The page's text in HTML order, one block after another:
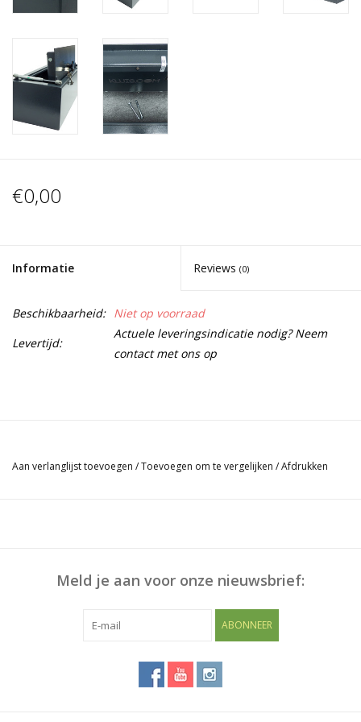
€0,00
Informatie Reviews (0)
Beschikbaarheid: Niet op voorraad
Levertijd:
Actuele leveringsindicatie nodig? Neem
contact met ons op
Aan verlanglijst toevoegen /Toevoegen om te vergelijken /Afdrukken
Meld je aan voor onze nieuwsbrief:
ABONNEER